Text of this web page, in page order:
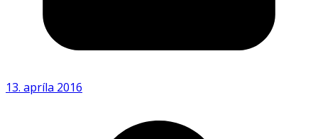
13. apríla 2016